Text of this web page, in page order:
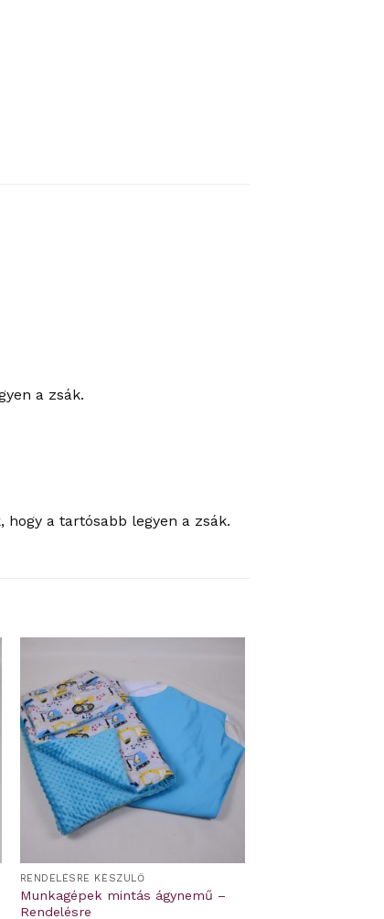
a zsák.
a tartósabb legyen a zsák.
RENDELÉSRE KÉSZÜLŐ
Munkagépek mintás ágynemű –
Rendelésre